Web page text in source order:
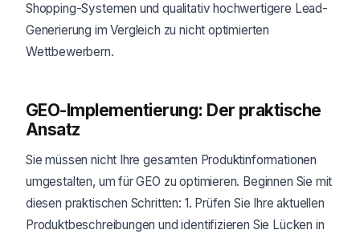
Shopping-Systemen und qualitativ hochwertigere Lead-
Generierung im Vergleich zu nicht optimierten
Wettbewerbern.
GEO-Implementierung: Der praktische
Ansatz
Sie müssen nicht Ihre gesamten Produktinformationen
umgestalten, um für GEO zu optimieren. Beginnen Sie mit
diesen praktischen Schritten: 1. Prüfen Sie Ihre aktuellen
Produktbeschreibungen und identifizieren Sie Lücken in